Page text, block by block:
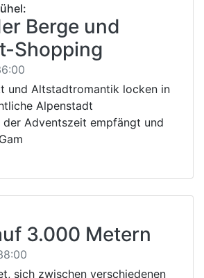
Berge und
Shopping
und Altstadtromantik locken in
Alpenstadt
der Adventszeit empfängt und
3.000 Metern
sich zwischen verschiedenen